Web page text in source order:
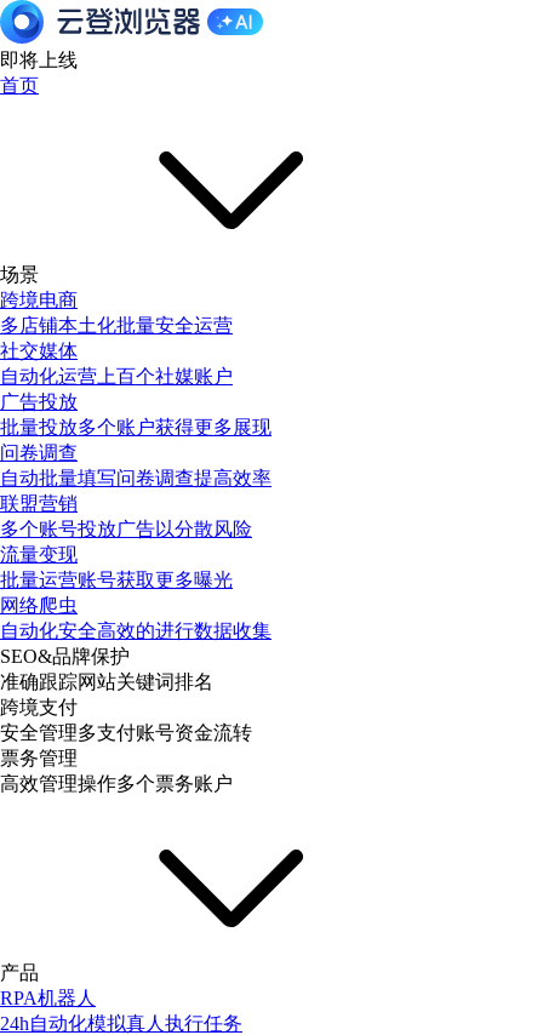
即将上线
首页
场景
跨境电商
多店铺本土化批量安全运营
社交媒体
自动化运营上百个社媒账户
广告投放
批量投放多个账户获得更多展现
问卷调查
自动批量填写问卷调查提高效率
联盟营销
多个账号投放广告以分散风险
流量变现
批量运营账号获取更多曝光
网络爬虫
自动化安全高效的进行数据收集
SEO&品牌保护
准确跟踪网站关键词排名
跨境支付
安全管理多支付账号资金流转
票务管理
高效管理操作多个票务账户
产品
RPA机器人
24h自动化模拟真人执行任务